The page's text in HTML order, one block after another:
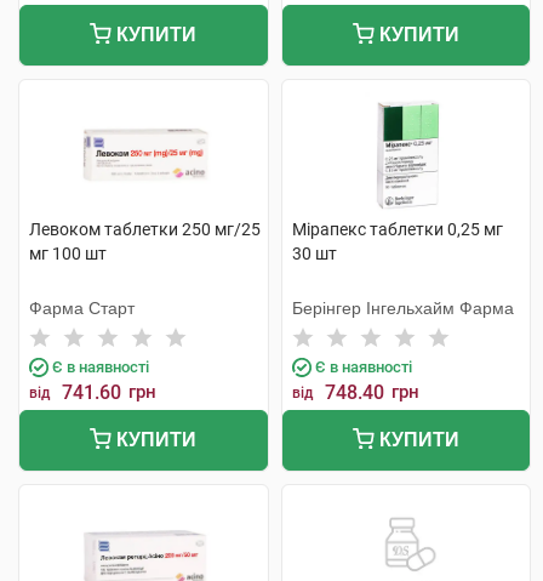
КУПИТИ КУПИТИ
Левоком таблетки 250 мг/25
мг 100 шт
Фарма Старт
Є в наявності
від 741.60 грн
КУПИТИ
Мірапекс таблетки 0,25 мг
30 шт
Берінгер Інгельхайм Фарма
Є в наявності
від 748.40 грн
КУПИТИ